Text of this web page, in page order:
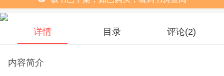
详情 目录 评论(2)
内容简介